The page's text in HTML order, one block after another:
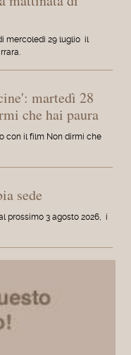
mercoledì 29 luglio il
martedì 28
che hai paura
con il film Non dirmi che
sede
prossimo 3 agosto 2026, i